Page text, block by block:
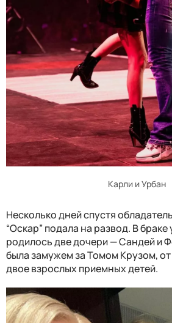
Карли и Урбан
Несколько дней спустя
“Оскар” подала на развод. В
родилось две дочери — Сандей и
была замужем за Томом Крузом, от
двое взрослых приемных детей.